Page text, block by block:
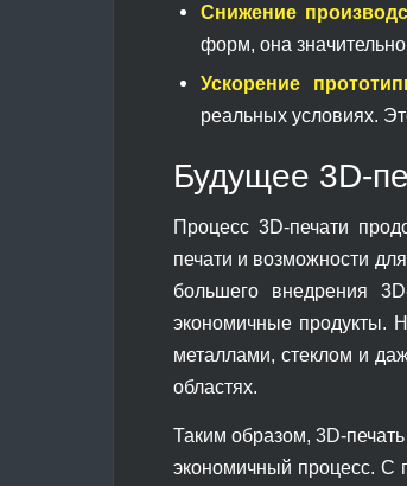
Снижение
форм, она
Ускорение
реальных условиях.
Будущее 3D-
Процесс 3D-печати
печати и возможности
большего внедрения
экономичные продукты.
металлами, стеклом и
областях.
Таким образом, 3D-
экономичный процесс. С